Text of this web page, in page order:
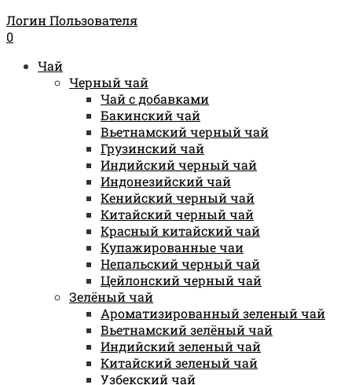
Логин Пользователя
0
Чай
Черный чай
Чай с добавками
Бакинский чай
Вьетнамский черный чай
Грузинский чай
Индийский черный чай
Индонезийский чай
Кенийский черный чай
Китайский черный чай
Красный китайский чай
Купажированные чаи
Непальский черный чай
Цейлонский черный чай
Зелёный чай
Ароматизированный зеленый чай
Вьетнамский зелёный чай
Индийский зеленый чай
Китайский зеленый чай
Узбекский чай